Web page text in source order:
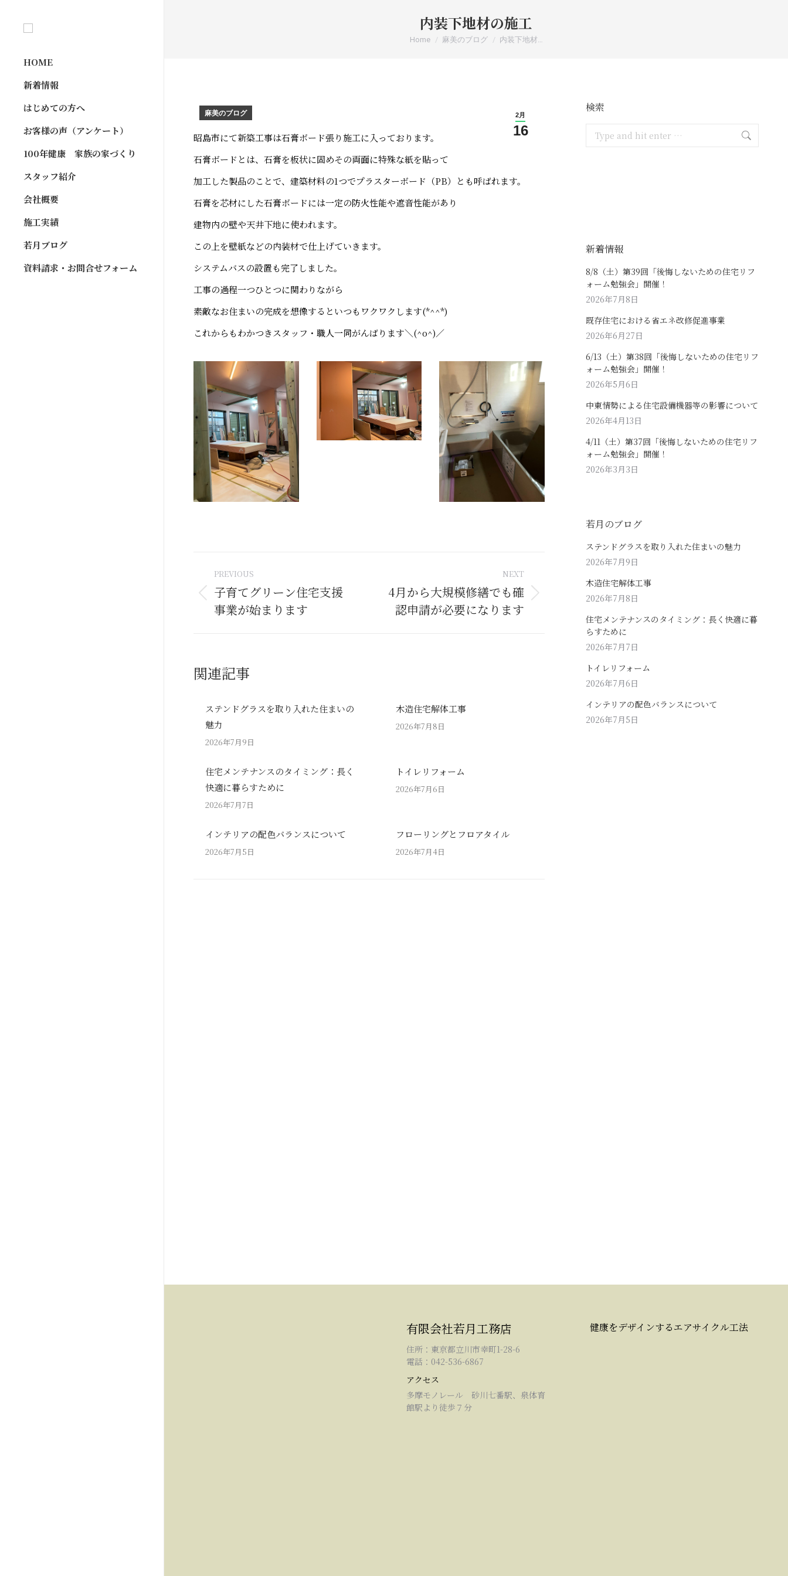
HOME
新着情報
はじめての方へ
お客様の声（アンケート）
100年健康 家族の家づくり
スタッフ紹介
会社概要
施工実績
若月ブログ
資料請求・お問合せフォーム
内装下地材の施工
You are here:
Home 麻美のブログ 内装下地材…
2月
16
麻美のブログ
昭島市にて新築工事は石膏ボード張り施工に入っております。
石膏ボードとは、石膏を板状に固めその両面に特殊な紙を貼って
加工した製品のことで、建築材料の1つでプラスターボード（PB）とも呼ばれます。
石膏を芯材にした石膏ボードには一定の防火性能や遮音性能があり
建物内の壁や天井下地に使われます。
この上を壁紙などの内装材で仕上げていきます。
システムバスの設置も完了しました。
工事の過程一つひとつに関わりながら
素敵なお住まいの完成を想像するといつもワクワクします(*^^*)
これからもわかつきスタッフ・職人一同がんばります＼(^o^)／
Post
navigation
PREVIOUS
Previous
post:
子育てグリーン住宅支援
事業が始まります
NEXT
Next
post:
4月から大規模修繕でも確
認申請が必要になります
関連記事
ステンドグラスを取り入れた住まいの
魅力
2026年7月9日
木造住宅解体工事
2026年7月8日
住宅メンテナンスのタイミング：長く
快適に暮らすために
2026年7月7日
トイレリフォーム
2026年7月6日
インテリアの配色バランスについて
2026年7月5日
フローリングとフロアタイル
2026年7月4日
検索
新着情報
8/8（土）第39回「後悔しないための住宅リフ
ォーム勉強会」開催！
2026年7月8日
既存住宅における省エネ改修促進事業
2026年6月27日
6/13（土）第38回「後悔しないための住宅リフ
ォーム勉強会」開催！
2026年5月6日
中東情勢による住宅設備機器等の影響について
2026年4月13日
4/11（土）第37回「後悔しないための住宅リフ
ォーム勉強会」開催！
2026年3月3日
若月のブログ
ステンドグラスを取り入れた住まいの魅力
2026年7月9日
木造住宅解体工事
2026年7月8日
住宅メンテナンスのタイミング：長く快適に暮
らすために
2026年7月7日
トイレリフォーム
2026年7月6日
インテリアの配色バランスについて
2026年7月5日
有限会社若月工務店
住所：東京都立川市幸町1-28-6
電話：042-536-6867
アクセス
多摩モノレール 砂川七番駅、泉体育
館駅より徒歩７分
健康をデザインするエアサイクル工法